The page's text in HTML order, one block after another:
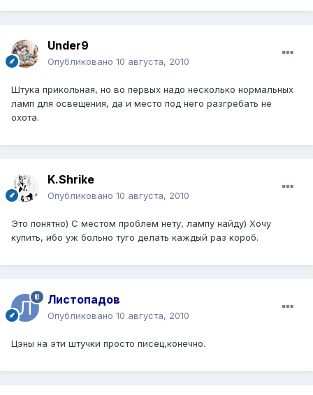
Under9
Опубликовано 10 августа, 2010
Штука прикольная, но во первых надо несколько нормальных
ламп для освещения, да и место под него разгребать не
охота.
K.Shrike
Опубликовано 10 августа, 2010
Это понятно) С местом проблем нету, лампу найду) Хочу
купить, ибо уж больно туго делать каждый раз короб.
Листопадов
Опубликовано 10 августа, 2010
Цэны на эти штучки просто писец,конечно.